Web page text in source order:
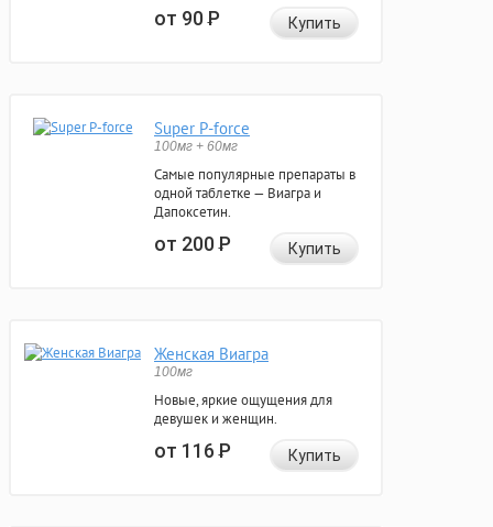
от 90Р Купить
Super P-force
100мг + 60мг
Самые популярные препараты в
одной таблетке — Виагра и
Дапоксетин.
от 200Р Купить
Женская Виагра
100мг
Новые, яркие ощущения для
девушек и женщин.
от 116Р Купить